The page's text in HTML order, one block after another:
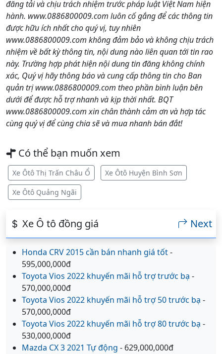
đăng tải và chịu trách nhiệm trước pháp luật Việt Nam hiện
hành. www.0886800009.com luôn cố gắng để các thông tin
được hữu ích nhất cho quý vị, tuy nhiên
www.0886800009.com không đảm bảo và không chịu trách
nhiệm về bất kỳ thông tin, nội dung nào liên quan tới tin rao
này. Trường hợp phát hiện nội dung tin đăng không chính
xác, Quý vị hãy thông báo và cung cấp thông tin cho Ban
quản trị www.0886800009.com theo phần bình luận bên
dưới để được hỗ trợ nhanh và kịp thời nhất. BQT
www.0886800009.com xin chân thành cảm ơn và hợp tác
cùng quý vị để cùng chia sẽ và mua nhanh bán đắt!
Có thể bạn muốn xem
Xe Ôtô Thị Trấn Châu Ổ Xe Ôtô Huyện Bình Sơn
Xe Ôtô Quảng Ngãi
Xe Ô tô đồng giá Next
Honda CRV 2015 cần bán nhanh giá tốt-
595,000,000đ
Toyota Vios 2022 khuyến mãi hỗ trợ trước bạ -
570,000,000đ
Toyota Vios 2022 khuyến mãi hỗ trợ 50 trước bạ -
570,000,000đ
Toyota Vios 2022 khuyến mãi hỗ trợ 80 trước bạ -
530,000,000đ
Mazda CX 3 2021 Tự động - 629,000,000đ